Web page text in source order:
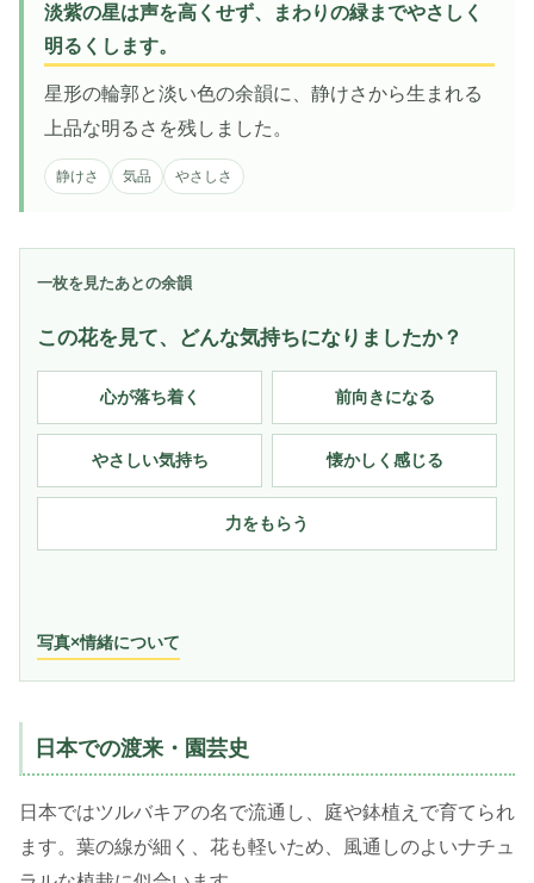
淡紫の星は声を高くせず、まわりの緑までやさしく
明るくします。
星形の輪郭と淡い色の余韻に、静けさから生まれる
上品な明るさを残しました。
静けさ 気品 やさしさ
一枚を見たあとの余韻
この花を見て、どんな気持ちになりましたか？
心が落ち着く 前向きになる
やさしい気持ち 懐かしく感じる
力をもらう
写真×情緒について
日本での渡来・園芸史
日本ではツルバキアの名で流通し、庭や鉢植えで育てられ
ます。葉の線が細く、花も軽いため、風通しのよいナチュ